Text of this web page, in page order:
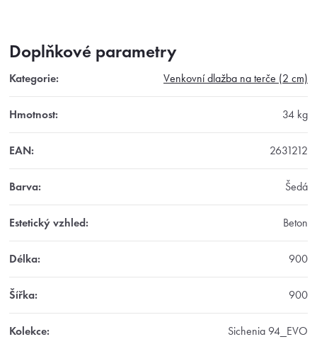
Doplňkové parametry
Kategorie: Venkovní dlažba na terče (2 cm)
Hmotnost: 34 kg
EAN: 2631212
Barva: Šedá
Estetický vzhled: Beton
Délka: 900
Šířka: 900
Kolekce: Sichenia 94_EVO